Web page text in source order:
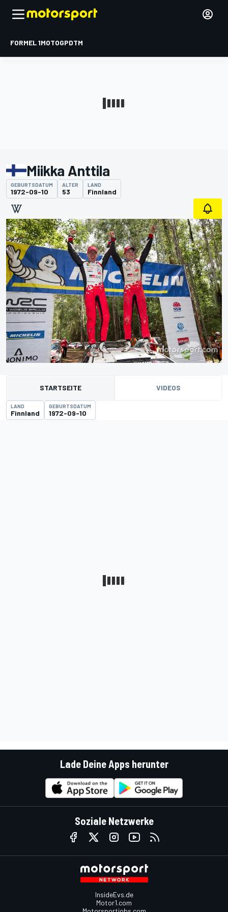
FORMEL 1MOTOGPDTM
Miikka Anttila
GEBURTSDATUM
1972-09-10
ALTER
53
LAND
Finnland
STARTSEITE VIDEOS
LAND
Finnland
GEBURTSDATUM
1972-09-10
Lade Deine Apps herunter
Soziale Netzwerke
InsideEvs.de
Motor1.com